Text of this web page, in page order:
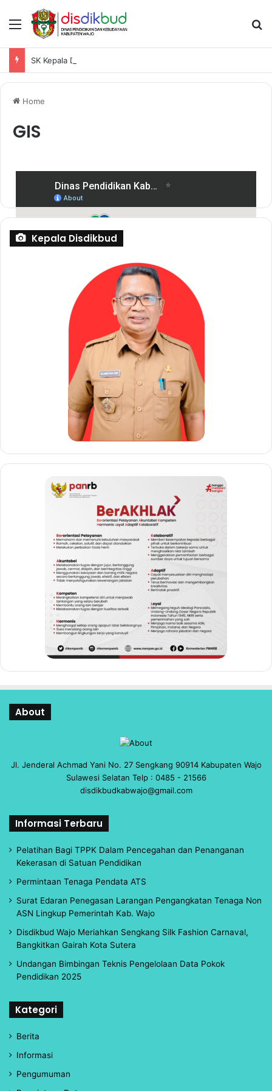
Home
GIS
Kepala Disdikbud
About
Jl. Jenderal Achmad Yani No. 27 Sengkang 90914 Kabupaten Wajo
Sulawesi Selatan Telp : 0485 - 21566
disdikbudkabwajo@gmail.com
Informasi Terbaru
Pelatihan Bagi TPPK Dalam Pencegahan dan Penanganan
Kekerasan di Satuan Pendidikan
Permintaan Tenaga Pendata ATS
Surat Edaran Penegasan Larangan Pengangkatan Tenaga Non
ASN Lingkup Pemerintah Kab. Wajo
Disdikbud Wajo Meriahkan Sengkang Silk Fashion Carnaval,
Bangkitkan Gairah Kota Sutera
Undangan Bimbingan Teknis Pengelolaan Data Pokok
Pendidikan 2025
Kategori
Berita
Informasi
Pengumuman